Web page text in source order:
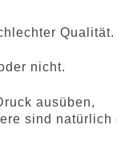
Qualität.
nicht.
ausüben,
sind natürlich